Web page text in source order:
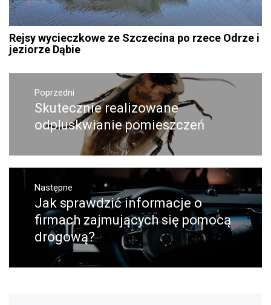
Rejsy wycieczkowe ze Szczecina po rzece Odrze i
jeziorze Dąbie
Nawigacja
wpisu
Poprzedni
Poprzedni
wpis:
Skutecznie realizowane
odpluskwianie pomieszczeń
Następne
Następny
post:
Jak sprawdzić informacje o
firmach zajmujących się pomocą
drogową?